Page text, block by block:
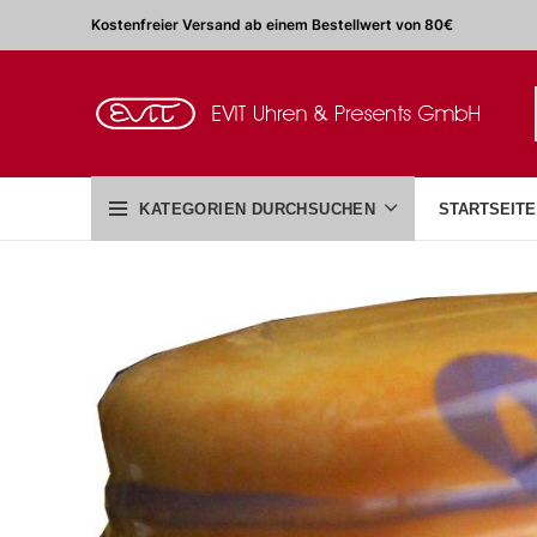
Kostenfreier Versand ab einem Bestellwert von 80€
KATEGORIEN DURCHSUCHEN STARTSEITE